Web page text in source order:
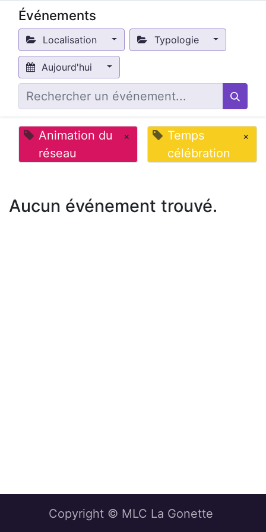
Événements
Localisation Typologie
Aujourd'hui
Animation du
réseau
×
Temps
célébration
×
Aucun événement trouvé.
Copyright © MLC La Gonette